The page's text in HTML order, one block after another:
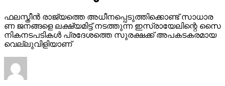
ഫ​ല​സ്തീ​ൻ രാ​ജ്യ​ത്തെ അ​ധീ​ന​പ്പെ​ടു​ത്തി​ക്കൊ​ണ്ട് സാ​ധാ​ര​
ണ ജ​ന​ങ്ങ​ളെ ല​ക്ഷ്യ​മി​ട്ട് ന​ട​ത്തു​ന്ന ഇ​സ്രാ​യേ​ലി​ന്റെ സൈ​
നി​ക​ന​ട​പ​ടി​ക​ൾ പ്ര​ദേ​ശ​ത്തെ സു​ര​ക്ഷ​ക്ക് അ​പ​ക​ട​ക​ര​മാ​യ
വെ​ല്ലു​വി​ളി​യാ​ണ്